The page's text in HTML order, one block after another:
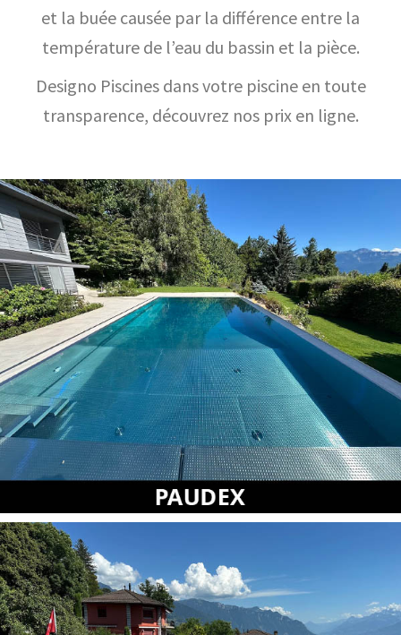
et la buée causée par la différence entre la
température de l’eau du bassin et la pièce.
Designo Piscines dans votre piscine en toute
transparence, découvrez nos prix en ligne.